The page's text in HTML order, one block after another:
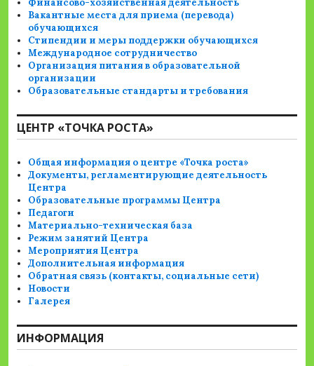
Финансово-хозяйственная деятельность
Вакантные места для приема (перевода)
обучающихся
Стипендии и меры поддержки обучающихся
Международное сотрудничество
Организация питания в образовательной
организации
Образовательные стандарты и требования
ЦЕНТР «ТОЧКА РОСТА»
Общая информация о центре «Точка роста»
Документы, регламентирующие деятельность
Центра
Образовательные программы Центра
Педагоги
Материально-техническая база
Режим занятий Центра
Мероприятия Центра
Дополнительная информация
Обратная связь (контакты, социальные сети)
Новости
Галерея
ИНФОРМАЦИЯ